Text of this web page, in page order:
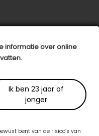
informatie over online
Ik ben 23 jaar of
jonger
bent van de risico’s van
met: